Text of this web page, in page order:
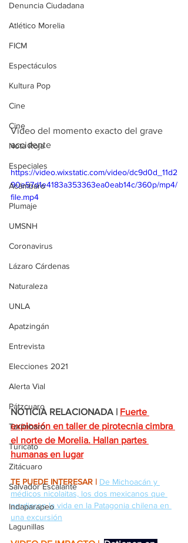
Denuncia Ciudadana
Atlético Morelia
FICM
Espectáculos
Kultura Pop
Cine
Cine
Nota Roja
Especiales
Acámbaro
Plumaje
UMSNH
Coronavirus
Lázaro Cárdenas
Naturaleza
UNLA
Apatzingán
Entrevista
Elecciones 2021
Alerta Vial
Pátzcuaro
Tarímbaro
Turicato
Zitácuaro
Salvador Escalante
Indaparapeo
Lagunillas
Video del momento exacto del grave
accidente
https://video.wixstatic.com/video/dc9d0d_11d2
90e57d1e4183a353363ea0eab14c/360p/mp4/
file.mp4
NOTICIA RELACIONADA | Fuerte
explosión en taller de pirotecnia cimbra
el norte de Morelia. Hallan partes
humanas en lugar
TE PUEDE INTERESAR | De Michoacán y
médicos nicolaitas, los dos mexicanos que
perdieron la vida en la Patagonia chilena en
una excursión